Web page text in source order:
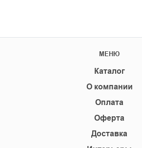
МЕНЮ
Каталог
О компании
Оплата
Оферта
Доставка